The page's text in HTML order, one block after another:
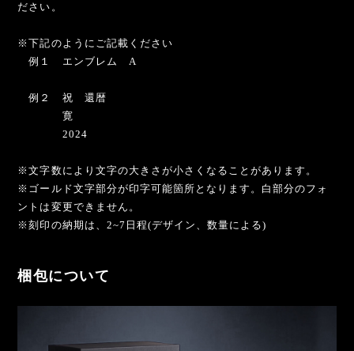
ださい。
※下記のようにご記載ください
例１ エンブレム A
例２ 祝 還暦
寛
2024
※文字数により文字の大きさが小さくなることがあります。
※ゴールド文字部分が印字可能箇所となります。白部分のフォ
ントは変更できません。
※刻印の納期は、2~7日程(デザイン、数量による)
梱包について